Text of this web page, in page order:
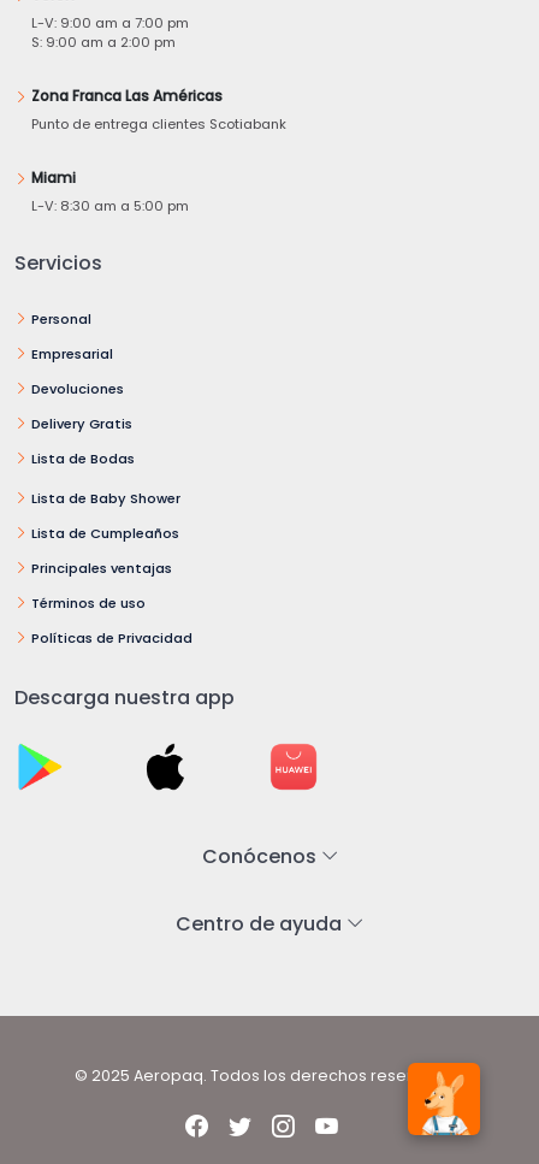
L-V: 9:00 am a 7:00 pm
S: 9:00 am a 2:00 pm
Zona Franca Las Américas
Punto de entrega clientes Scotiabank
Miami
L-V: 8:30 am a 5:00 pm
Servicios
Personal
Empresarial
Devoluciones
Delivery Gratis
Lista de Bodas
Lista de Baby Shower
Lista de Cumpleaños
Principales ventajas
Términos de uso
Políticas de Privacidad
Descarga nuestra app
Conócenos
Centro de ayuda
© 2025 Aeropaq. Todos los derechos reservados.